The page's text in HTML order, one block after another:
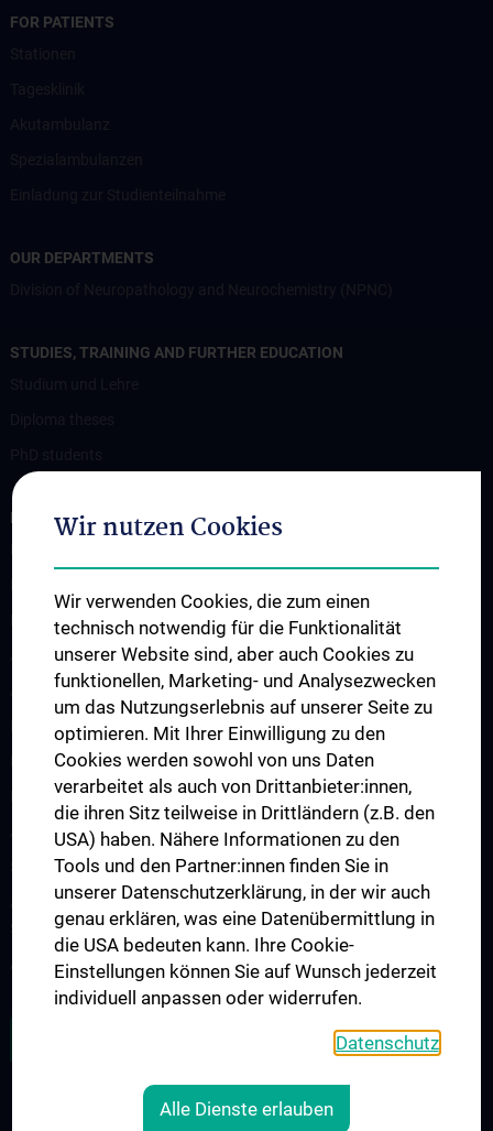
FOR PATIENTS
OUR DEPARTMENTS
STUDIES, TRAINING AND FURTHER EDUCATION
RESEARCH
Memory disorders and dementia
Arbeitsgruppe Epilepsie
Arbeitsgruppe für Idiopathische intrakranielle Hypertension (IIH)
Neurogenetics
Research Group „Neuroinflammatory Diseases”
Neuromuscular Diseases Research Group
Arbeitsgruppe für Neuroonkologie
Science & Research of the working group "Neuropsychology"
Arbeitsgruppe für Schlafstörungen und schlafassoziierte
Störungen
Arbeitsgruppe für Schwindel- und Gleichgewichtsstörungen
Wir nutzen Cookies
Wir verwenden Cookies, die zum einen
technisch notwendig für die Funktionalität
unserer Website sind, aber auch Cookies zu
funktionellen, Marketing- und Analysezwecken
um das Nutzungserlebnis auf unserer Seite zu
optimieren. Mit Ihrer Einwilligung zu den
Cookies werden sowohl von uns Daten
verarbeitet als auch von Drittanbieter:innen,
die ihren Sitz teilweise in Drittländern (z.B. den
USA) haben. Nähere Informationen zu den
Tools und den Partner:innen finden Sie in
unserer Datenschutzerklärung, in der wir auch
genau erklären, was eine Datenübermittlung in
die USA bedeuten kann. Ihre Cookie-
Einstellungen können Sie auf Wunsch jederzeit
individuell anpassen oder widerrufen.
Datenschutz
Alle Dienste erlauben